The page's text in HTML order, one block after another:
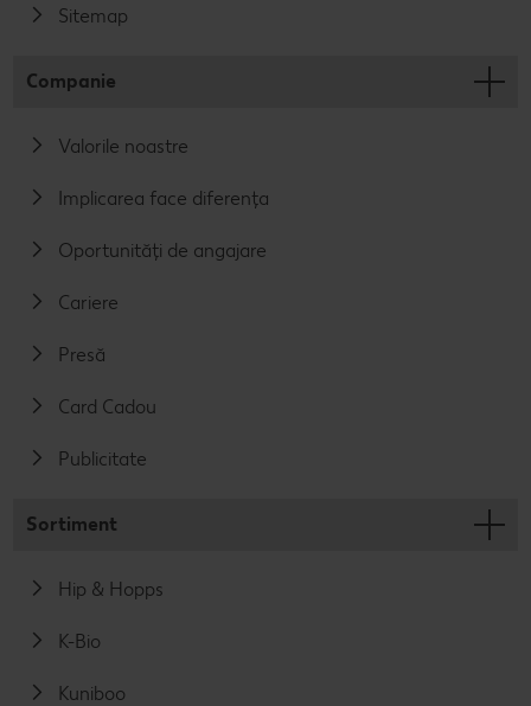
Sitemap
Companie
Valorile noastre
Implicarea face diferența
Oportunități de angajare
Cariere
Presă
Card Cadou
Publicitate
Sortiment
Hip & Hopps
K-Bio
Kuniboo